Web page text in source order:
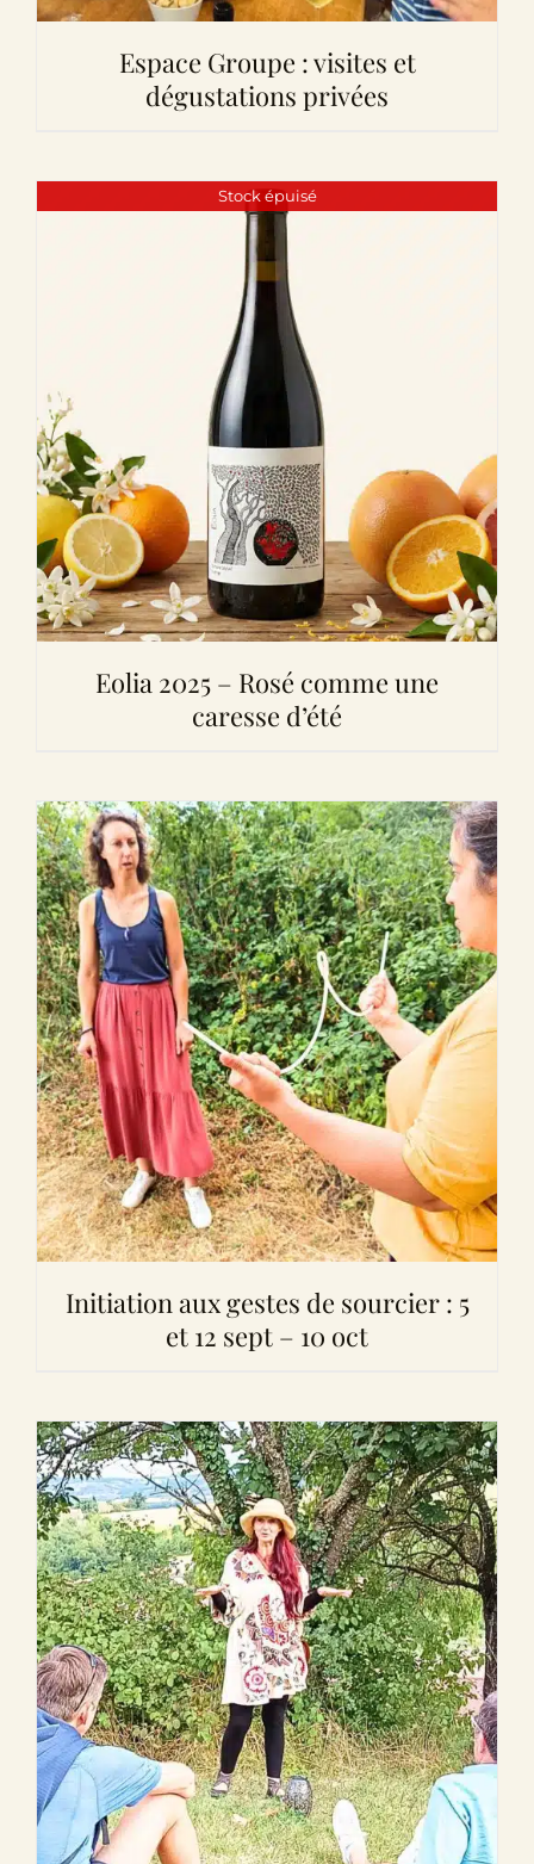
Espace Groupe : visites et
dégustations privées
Stock épuisé
Eolia 2025 – Rosé comme une
caresse d’été
Initiation aux gestes de sourcier : 5
et 12 sept – 10 oct